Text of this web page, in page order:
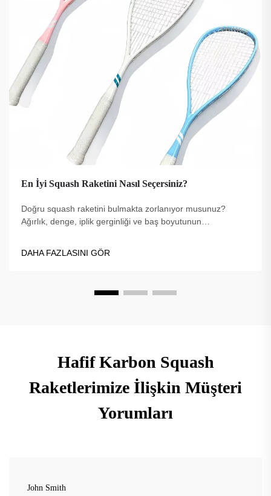
En İyi Squash Raketini Nasıl Seçersiniz?
Doğru squash raketini bulmakta zorlanıyor musunuz?
Ağırlık, denge, iplik gerginliği ve baş boyutunun
oyun tarzınıza göre mükemmel eşleşmeyi bulun. Satın
DAHA FAZLASINI GÖR
Hafif Karbon Squash
Raketlerimize İlişkin Müşteri
Yorumları
John Smith